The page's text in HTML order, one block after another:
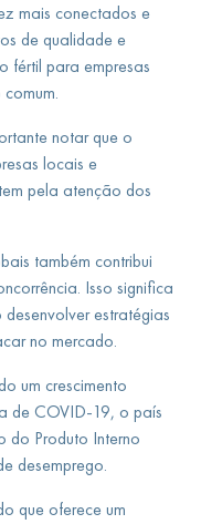
mais conectados e
de qualidade e
fértil para empresas
notar que o
locais e
pela atenção dos
também contribui
Isso significa
estratégias
no mercado.
um crescimento
de COVID-19, o país
do Produto Interno
desemprego.
que oferece um